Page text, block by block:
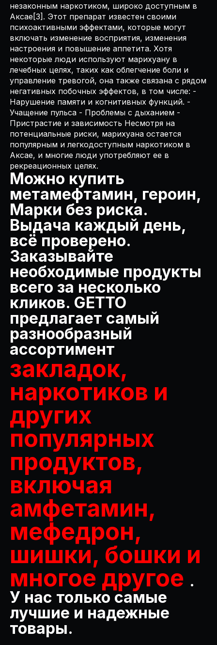
незаконным наркотиком, широко доступным в
Аксае[3]. Этот препарат известен своими
психоактивными эффектами, которые могут
включать изменение восприятия, изменения
настроения и повышение аппетита. Хотя
некоторые люди используют марихуану в
лечебных целях, таких как облегчение боли и
управление тревогой, она также связана с рядом
негативных побочных эффектов, в том числе: -
Нарушение памяти и когнитивных функций. -
Учащение пульса - Проблемы с дыханием -
Пристрастие и зависимость Несмотря на
потенциальные риски, марихуана остается
популярным и легкодоступным наркотиком в
Аксае, и многие люди употребляют ее в
рекреационных целях.
Можно купить
метамефтамин, героин,
Марки без риска.
Выдача каждый день,
всё проверено.
Заказывайте
необходимые продукты
всего за несколько
кликов. GETTO
предлагает самый
разнообразный
ассортимент
закладок,
наркотиков и
других
популярных
продуктов,
включая
амфетамин,
мефедрон,
шишки, бошки и
многое другое .
У нас только самые
лучшие и надежные
товары.